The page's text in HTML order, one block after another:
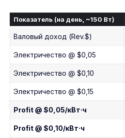
Показатель (на день, ~150 Вт)
Валовый доход (Rev.$)
Электричество @ $0,05
Электричество @ $0,10
Электричество @ $0,15
Profit @ $0,05/кВт·ч
Profit @ $0,10/кВт·ч